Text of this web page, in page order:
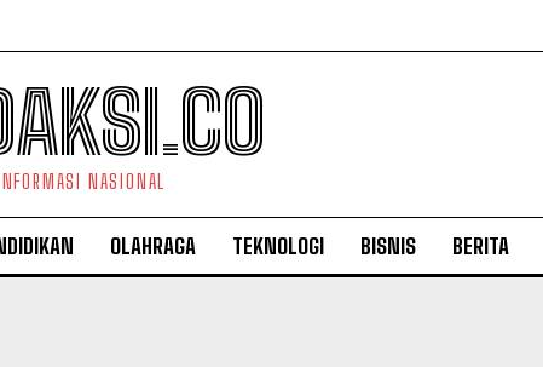
NASIONAL
OLAHRAGA TEKNOLOGI BISNIS BERITA